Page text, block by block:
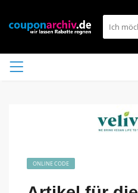
ONLINE CODE